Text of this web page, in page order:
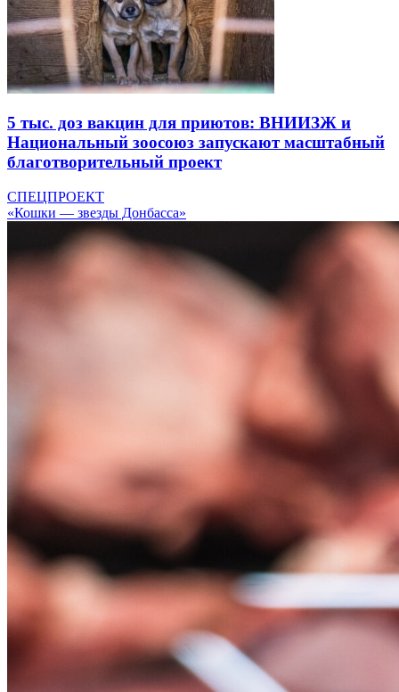
5 тыс. доз вакцин для приютов: ВНИИЗЖ и
Национальный зоосоюз запускают масштабный
благотворительный проект
СПЕЦПРОЕКТ
«Кошки — звезды Донбасса»